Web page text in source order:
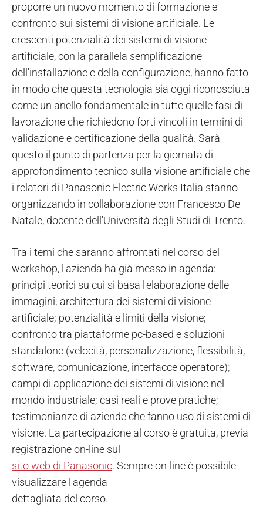
proporre un nuovo momento di formazione e
confronto sui sistemi di visione artificiale. Le
crescenti potenzialità dei sistemi di visione
artificiale, con la parallela semplificazione
dell'installazione e della configurazione, hanno fatto
in modo che questa tecnologia sia oggi riconosciuta
come un anello fondamentale in tutte quelle fasi di
lavorazione che richiedono forti vincoli in termini di
validazione e certificazione della qualità. Sarà
questo il punto di partenza per la giornata di
approfondimento tecnico sulla visione artificiale che
i relatori di Panasonic Electric Works Italia stanno
organizzando in collaborazione con Francesco De
Natale, docente dell'Università degli Studi di Trento.
Tra i temi che saranno affrontati nel corso del
workshop, l'azienda ha già messo in agenda:
principi teorici su cui si basa l'elaborazione delle
immagini; architettura dei sistemi di visione
artificiale; potenzialità e limiti della visione;
confronto tra piattaforme pc-based e soluzioni
standalone (velocità, personalizzazione, flessibilità,
software, comunicazione, interfacce operatore);
campi di applicazione dei sistemi di visione nel
mondo industriale; casi reali e prove pratiche;
testimonianze di aziende che fanno uso di sistemi di
visione. La partecipazione al corso è gratuita, previa
registrazione on-line sul
sito web di Panasonic. Sempre on-line è possibile
visualizzare l'agenda
dettagliata del corso.